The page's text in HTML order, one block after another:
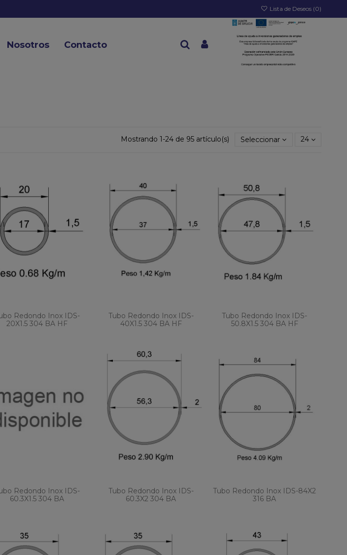
Lista de Deseos (0)
Nosotros Contacto
Mostrando 1-24 de 95 artículo(s) Seleccionar 24
Redondo Inox IDS-
20X1.5 304 BA HF
Tubo Redondo Inox IDS-
40X1.5 304 BA HF
Tubo Redondo Inox IDS-
50.8X1.5 304 BA HF
Redondo Inox IDS-
60.3X1.5 304 BA
Tubo Redondo Inox IDS-
60.3X2 304 BA
Tubo Redondo Inox IDS-84X2
316 BA